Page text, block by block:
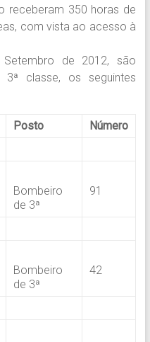
receberam 350 horas de
com vista ao acesso à
de 2012, são
classe, os seguintes
Posto
Número
Bombeiro
de 3ª
91
Bombeiro
de 3ª
42